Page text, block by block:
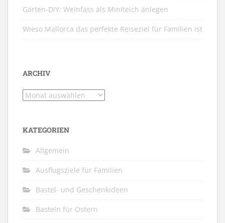
Garten-DIY: Weinfass als Miniteich anlegen
Wieso Mallorca das perfekte Reiseziel für Familien ist
ARCHIV
Archiv
KATEGORIEN
Allgemein
Ausflugsziele für Familien
Bastel- und Geschenkideen
Basteln für Ostern